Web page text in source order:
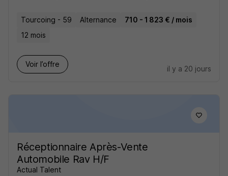
Tourcoing - 59 Alternance
710 - 1 823 € / mois
12 mois
Voir l’offre
il y a 20 jours
Réceptionnaire Après-Vente
Automobile Rav H/F
Actual Talent